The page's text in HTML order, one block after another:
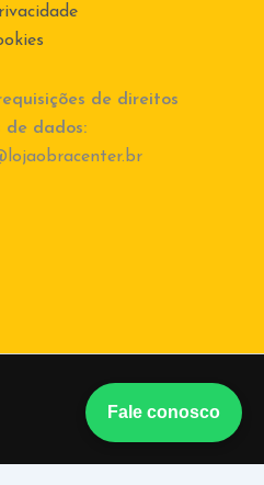
de direitos
de dados:
Fale conosco